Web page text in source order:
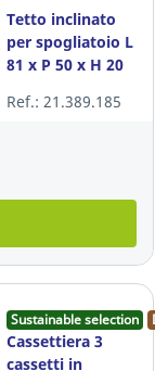
Tetto inclinato
per spogliatoio L
81 x P 50 x H 20
Ref.: 21.389.185
Sustainable selection
Cassettiera 3
cassetti in